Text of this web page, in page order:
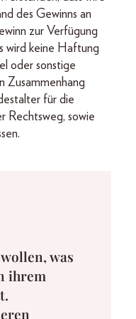
des Gewinns an
zur Verfügung
wird keine Haftung
oder sonstige
Zusammenhang
für die
Rechtsweg, sowie
was
ihrem